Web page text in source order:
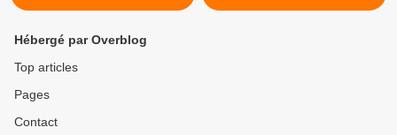
Hébergé par Overblog
Top articles
Pages
Contact